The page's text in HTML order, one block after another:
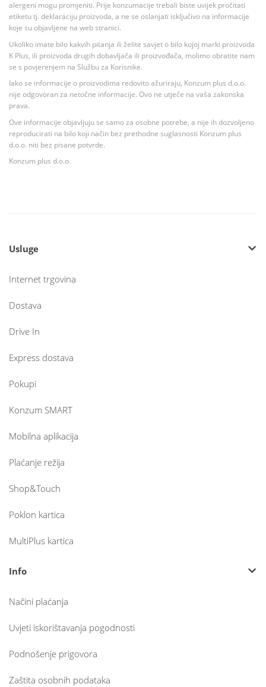
alergeni mogu promjeniti. Prije konzumacije trebali biste uvijek pročitati
etiketu tj. deklaraciju proizvoda, a ne se oslanjati isključivo na informacije
koje su objavljene na web stranici.
Ukoliko imate bilo kakvih pitanja ili želite savjet o bilo kojoj marki proizvoda
K Plus, ili proizvoda drugih dobavljača ili proizvođača, molimo obratite nam
se s povjerenjem na Službu za Korisnike.
Iako se informacije o proizvodima redovito ažuriraju, Konzum plus d.o.o.
nije odgovoran za netočne informacije. Ovo ne utječe na vaša zakonska
prava.
Ove informacije objavljuju se samo za osobne potrebe, a nije ih dozvoljeno
reproducirati na bilo koji način bez prethodne suglasnosti Konzum plus
d.o.o. niti bez pisane potvrde.
Konzum plus d.o.o.
Usluge
Internet trgovina
Dostava
Drive In
Express dostava
Pokupi
Konzum SMART
Mobilna aplikacija
Plaćanje režija
Shop&Touch
Poklon kartica
MultiPlus kartica
Info
Načini plaćanja
Uvjeti iskorištavanja pogodnosti
Podnošenje prigovora
Zaštita osobnih podataka